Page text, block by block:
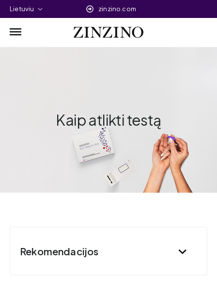
Lietuviu zinzino.com
Kaip atlikti testą
Rekomendacijos